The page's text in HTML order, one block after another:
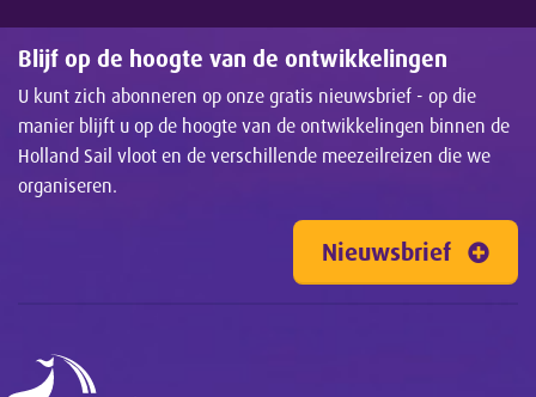
Blijf op de hoogte van de ontwikkelingen
U kunt zich abonneren op onze gratis nieuwsbrief - op die
manier blijft u op de hoogte van de ontwikkelingen binnen de
Holland Sail vloot en de verschillende meezeilreizen die we
organiseren.
Nieuwsbrief